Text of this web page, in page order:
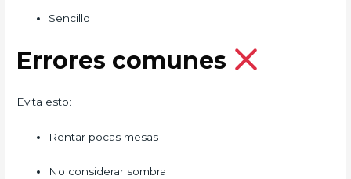
Sencillo
Errores comunes
Evita esto:
Rentar pocas mesas
No considerar sombra